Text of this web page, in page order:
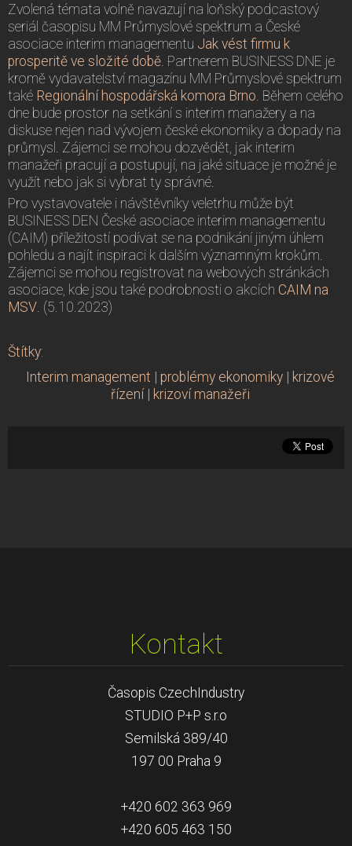
Zvolená témata volně navazují na loňský podcastový
seriál časopisu MM Průmyslové spektrum a České
asociace interim managementu Jak vést firmu k
prosperitě ve složité době . Partnerem BUSINESS DNE je
kromě vydavatelství magazínu MM Průmyslové spektrum
také Regionální hospodářská komora Brno . Během celého
dne bude prostor na setkání s interim manažery a na
diskuse nejen nad vývojem české ekonomiky a dopady na
průmysl. Zájemci se mohou dozvědět, jak interim
manažeři pracují a postupují, na jaké situace je možné je
využít nebo jak si vybrat ty správné.
Pro vystavovatele i návštěvníky veletrhu může být
BUSINESS DEN České asociace interim managementu
(CAIM) příležitostí podívat se na podnikání jiným úhlem
pohledu a najít inspiraci k dalším významným krokům.
Zájemci se mohou registrovat na webových stránkách
asociace, kde jsou také podrobnosti o akcích CAIM na
MSV . (5.10.2023)
Štítky:
Interim management | problémy ekonomiky | krizové
řízení | krizoví manažeři
Kontakt
Časopis CzechIndustry
STUDIO P+P s.r.o
Semilská 389/40
197 00 Praha 9
+420 602 363 969
+420 605 463 150